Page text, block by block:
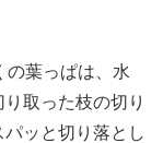
の葉っぱは、水
取った枝の切り
ッと切り落とし